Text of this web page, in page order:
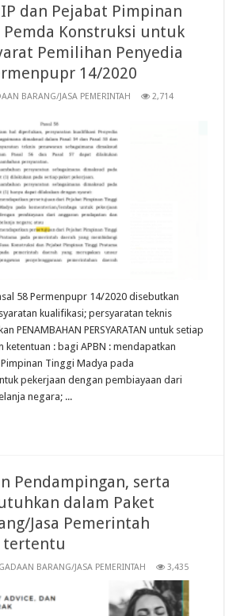
dan Pejabat Pimpinan
Konstruksi untuk
Pemilihan Penyedia
14/2020
BARANG/JASA PEMERINTAH 2,714
58 Permenpupr 14/2020 disebutkan
kualifikasi; persyaratan teknis
PENAMBAHAN PERSYARATAN untuk setiap
ketentuan : bagi APBN : mendapatkan
Tinggi Madya pada
pekerjaan dengan pembiayaan dari
negara; ...
Pendampingan, serta
dalam Paket
Jasa Pemerintah
tertentu
BARANG/JASA PEMERINTAH 3,435